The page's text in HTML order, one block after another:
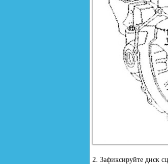
2. Зафиксируйте диск